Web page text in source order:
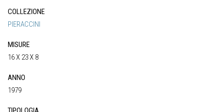
COLLEZIONE
PIERACCINI
MISURE
16 X 23 X 8
ANNO
1979